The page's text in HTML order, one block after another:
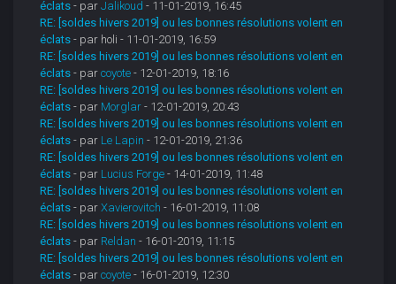
éclats - parJalikoud - 11-01-2019, 16:45
RE: [soldes hivers 2019] ou les bonnes résolutions volent en
éclats - par holi - 11-01-2019, 16:59
RE: [soldes hivers 2019] ou les bonnes résolutions volent en
éclats - parcoyote - 12-01-2019, 18:16
RE: [soldes hivers 2019] ou les bonnes résolutions volent en
éclats - par Morglar - 12-01-2019, 20:43
RE: [soldes hivers 2019] ou les bonnes résolutions volent en
éclats - par Le Lapin - 12-01-2019, 21:36
RE: [soldes hivers 2019] ou les bonnes résolutions volent en
éclats - par Lucius Forge - 14-01-2019, 11:48
RE: [soldes hivers 2019] ou les bonnes résolutions volent en
éclats - parXavierovitch - 16-01-2019, 11:08
RE: [soldes hivers 2019] ou les bonnes résolutions volent en
éclats - par Reldan - 16-01-2019, 11:15
RE: [soldes hivers 2019] ou les bonnes résolutions volent en
éclats - parcoyote - 16-01-2019, 12:30